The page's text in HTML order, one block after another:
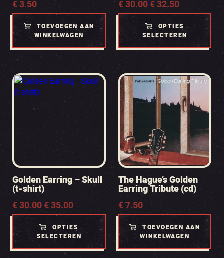
€3.50
TOEVOEGEN AAN
WINKELWAGEN
€30.00-€32.50
Prijsklasse:
€ 30.00
€ 32.50
OPTIES
SELECTEREN
Golden Earring – Skull
(t-shirt)
€30.00-€35.00
Prijsklasse:
€ 30.00
€ 35.00
OPTIES
SELECTEREN
The Hague’s Golden
Earring Tribute (cd)
€7.50
TOEVOEGEN AAN
WINKELWAGEN